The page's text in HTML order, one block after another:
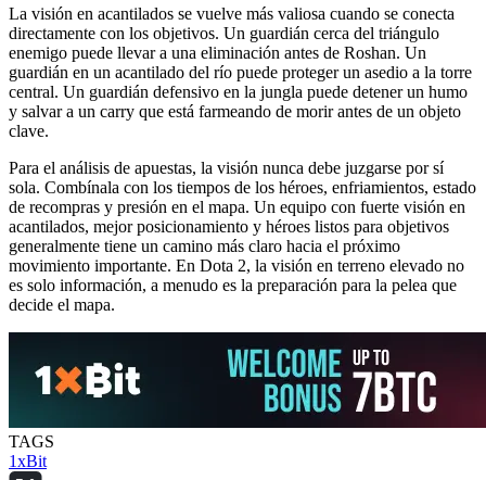
La visión en acantilados se vuelve más valiosa cuando se conecta
directamente con los objetivos. Un guardián cerca del triángulo
enemigo puede llevar a una eliminación antes de Roshan. Un
guardián en un acantilado del río puede proteger un asedio a la torre
central. Un guardián defensivo en la jungla puede detener un humo
y salvar a un carry que está farmeando de morir antes de un objeto
clave.
Para el análisis de apuestas, la visión nunca debe juzgarse por sí
sola. Combínala con los tiempos de los héroes, enfriamientos, estado
de recompras y presión en el mapa. Un equipo con fuerte visión en
acantilados, mejor posicionamiento y héroes listos para objetivos
generalmente tiene un camino más claro hacia el próximo
movimiento importante. En Dota 2, la visión en terreno elevado no
es solo información, a menudo es la preparación para la pelea que
decide el mapa.
TAGS
1xBit